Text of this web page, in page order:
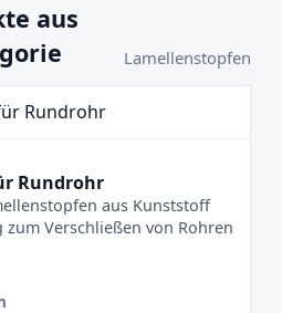
aus
Lamellenstopfen
Rundrohr
aus Kunststoff
Verschließen von Rohren